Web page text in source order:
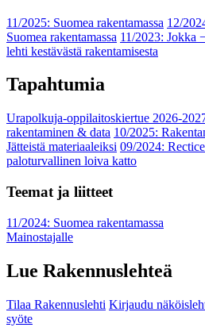
11/2025: Suomea rakentamassa 12/
Suomea rakentamassa 11/2023: Jokka
lehti kestävästä rakentamisesta
Tapahtumia
Urapolkuja-oppilaitoskiertue 2026-
rakentaminen & data 10/2025:
Jätteistä materiaaleiksi 09/2024:
paloturvallinen loiva katto
Teemat ja liitteet
11/2024: Suomea rakentamassa
Mainostajalle
Lue Rakennuslehteä
Tilaa Rakennuslehti Kirjaudu
syöte